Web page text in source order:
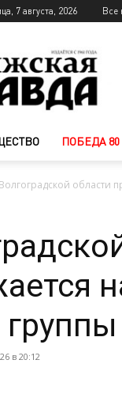
7 августа, 2026 Все
Волжского
—
Волжская
ПОБЕДА 80
области
в 20:12